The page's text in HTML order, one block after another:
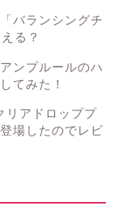
バランシングチ
る？
ンプルールのハ
てみた！
リアドロッププ
場したのでレビ